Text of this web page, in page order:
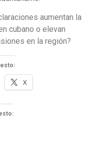
aumentan la
cubano o elevan
en la región?
X